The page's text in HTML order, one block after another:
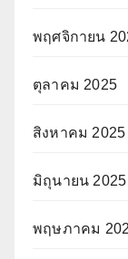
พฤศจิกายน
ตุลาคม 2025
สิงหาคม 2025
มิถุนายน 2025
พฤษภาคม